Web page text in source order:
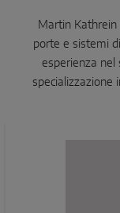
Martin
porte e sistemi
esperienza nel
specializzazione